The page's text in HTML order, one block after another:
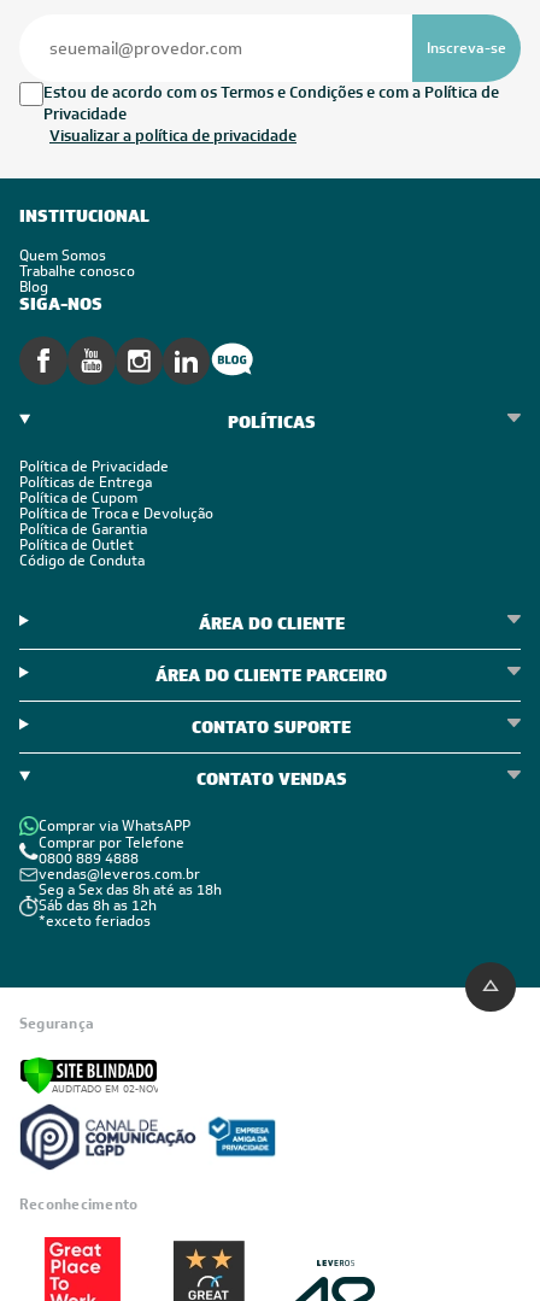
Inscreva-se
Estou de acordo com os Termos e Condições e com a Política de
Privacidade
Visualizar a política de privacidade
INSTITUCIONAL
Quem Somos
Trabalhe conosco
Blog
SIGA-NOS
POLÍTICAS
Política de Privacidade
Políticas de Entrega
Política de Cupom
Política de Troca e Devolução
Política de Garantia
Política de Outlet
Código de Conduta
ÁREA DO CLIENTE
ÁREA DO CLIENTE PARCEIRO
CONTATO SUPORTE
CONTATO VENDAS
Comprar via WhatsAPP
Comprar por Telefone
0800 889 4888
vendas@leveros.com.br
Seg a Sex das 8h até as 18h
Sáb das 8h as 12h
*exceto feriados
Segurança
Reconhecimento